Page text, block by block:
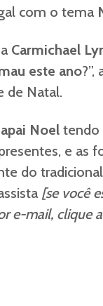
com o tema
Carmichael
este ano
de Natal.
Noel tendo
e as
do
[se você
e-mail, clique